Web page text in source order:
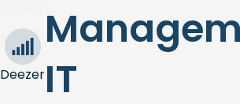
DeezerIT